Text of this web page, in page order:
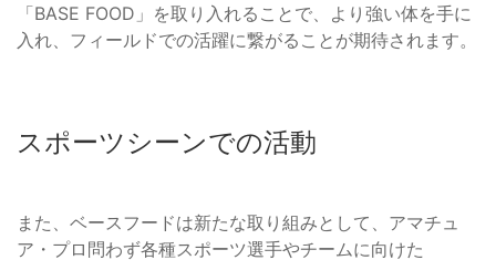
「BASE FOOD」を取り入れることで、より強い体を手に
入れ、フィールドでの活躍に繋がることが期待されます。
スポーツシーンでの活動
また、ベースフードは新たな取り組みとして、アマチュ
ア・プロ問わず各種スポーツ選手やチームに向けた